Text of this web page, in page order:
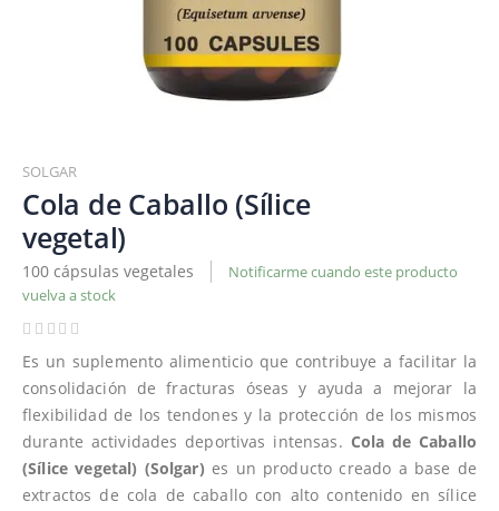
al
comienzo
de
la
galería
de
SOLGAR
Cola de Caballo (Sílice
vegetal)
100 cápsulas vegetales
Notificarme cuando este producto
vuelva a stock
Es un suplemento alimenticio que contribuye a facilitar la
consolidación de fracturas óseas y ayuda a mejorar la
flexibilidad de los tendones y la protección de los mismos
durante actividades deportivas intensas. Cola de Caballo
(Sílice vegetal) (Solgar) es un producto creado a base de
extractos de cola de caballo con alto contenido en sílice